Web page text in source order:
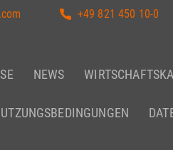
+49 821 450 10-0
NEWS